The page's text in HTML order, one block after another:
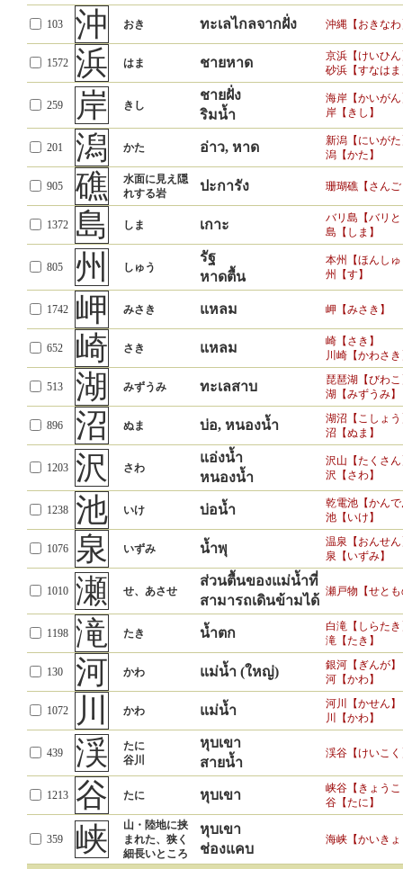
103 沖 おき ทะเลไกลจากฝั่ง 沖縄【おきな
1572 浜 はま ชายหาด
京浜【けいひ
砂浜【すなは
259 岸 きし
ชายฝั่ง
ริมน้ำ
海岸【かいが
岸【きし】
201 潟 かた อ่าว, หาด
新潟【にいが
潟【かた】
905 礁
水面に見え隠
れする岩
ปะการัง 珊瑚礁【さん
1372 島 しま เกาะ
バリ島【バリ
島【しま】
805 州 しゅう
รัฐ
หาดตื้น
本州【ほんし
州【す】
1742 岬 みさき แหลม 岬【みさき】
652 崎 さき แหลม
崎【さき】
川崎【かわさ
513 湖 みずうみ ทะเลสาบ
琵琶湖【びわ
湖【みずうみ】
896 沼 ぬま บ่อ, หนองน้ำ
湖沼【こしょ
沼【ぬま】
1203 沢 さわ
แอ่งน้ำ
หนองน้ำ
沢山【たくさ
沢【さわ】
1238 池 いけ บ่อน้ำ
乾電池【かん
池【いけ】
1076 泉 いずみ น้ำพุ
温泉【おんせ
泉【いずみ】
1010 瀬 せ、あさせ
ส่วนตื้นของแม่น้ำที่
สามารถเดินข้ามได้
瀬戸物【せと
1198 滝 たき น้ำตก
白滝【しらた
滝【たき】
130 河 かわ แม่น้ำ (ใหญ่)
銀河【ぎんが】
河【かわ】
1072 川 かわ แม่น้ำ
河川【かせん】
川【かわ】
439 渓
たに
谷川
หุบเขา
สายน้ำ
渓谷【けいこ
1213 谷 たに หุบเขา
峡谷【きょう
谷【たに】
359 峡
山・陸地に挟
まれた、狭く
細長いところ
หุบเขา
ช่องแคบ
海峡【かいき